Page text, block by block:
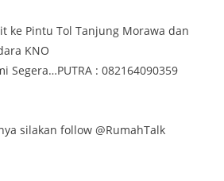
ke Pintu Tol Tanjung Morawa dan
KNO
Segera…PUTRA : 082164090359
silakan follow @RumahTalk